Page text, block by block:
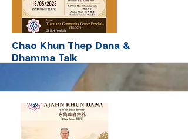
More
Chao Khun Thep Dana &
Dhamma Talk